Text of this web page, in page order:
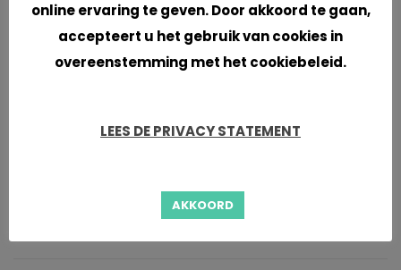
oktober 2022
september 2022
online ervaring te geven. Door akkoord te gaan,
accepteert u het gebruik van cookies in
overeenstemming met het cookiebeleid.
LEES DE PRIVACY STATEMENT
AKKOORD